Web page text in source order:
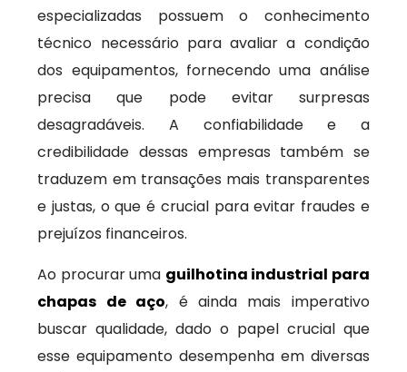
especializadas possuem o conhecimento
técnico necessário para avaliar a condição
dos equipamentos, fornecendo uma análise
precisa que pode evitar surpresas
desagradáveis. A confiabilidade e a
credibilidade dessas empresas também se
traduzem em transações mais transparentes
e justas, o que é crucial para evitar fraudes e
prejuízos financeiros.
Ao procurar uma guilhotina industrial para
chapas de aço, é ainda mais imperativo
buscar qualidade, dado o papel crucial que
esse equipamento desempenha em diversas